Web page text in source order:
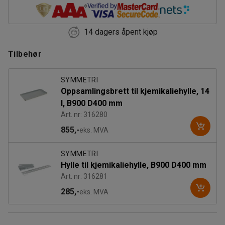
14 dagers åpent kjøp
Tilbehør
SYMMETRI
Oppsamlingsbrett til kjemikaliehylle, 14
l, B900 D400 mm
Art. nr: 316280
855,-eks. MVA
SYMMETRI
Hylle til kjemikaliehylle, B900 D400 mm
Art. nr: 316281
285,-eks. MVA